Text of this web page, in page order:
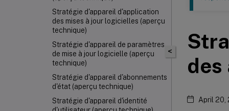
Stratégie d'appareil d'application
des mises à jour logicielles (aperçu
technique)
Stratégie d'appareil de paramètres
de mise à jour logicielle (aperçu
technique)
Stratégie d'appareil d'abonnements
d'état (aperçu technique)
Stratégie d'appareil d'identité
<
des
April 20,